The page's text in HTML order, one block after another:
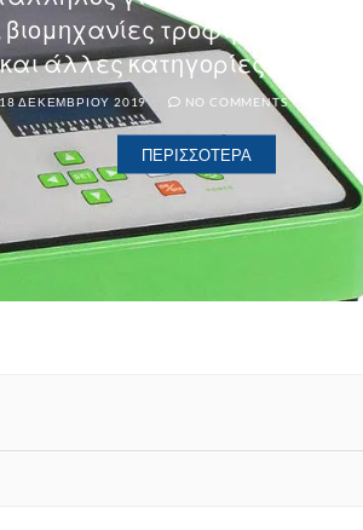
τροφίμων ,
άλλες κατηγορίες.…
18 ΔΕΚΕΜΒΡΊΟΥ 2019 NO COMMENTS
ΠΕΡΙΣΣΌΤΕΡΑ